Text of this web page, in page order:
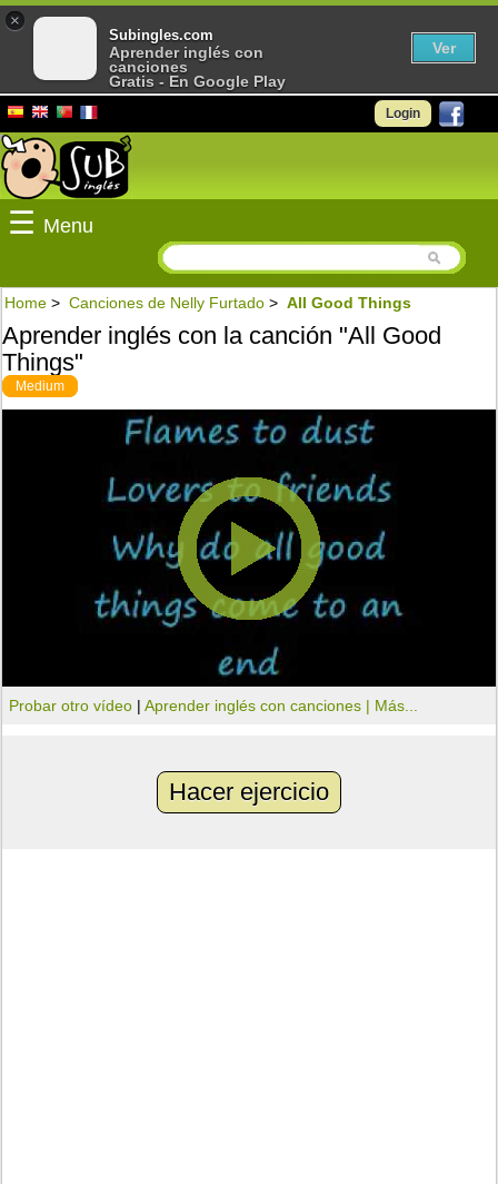
Login
☰ Menu
Home > Canciones de Nelly Furtado > All Good Things
Aprender inglés con la canción "All Good
Things"
Medium
Probar otro vídeo |Aprender inglés con canciones | Más...
Hacer ejercicio
×
Subingles.com
Aprender inglés con
canciones
Gratis - En Google Play
Ver